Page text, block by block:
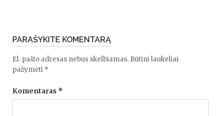
PARAŠYKITE KOMENTARĄ
El. pašto adresas nebus skelbiamas. Būtini laukeliai
pažymėti *
Komentaras *